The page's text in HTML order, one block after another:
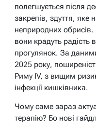
полегшується після
закрепів, здуття, яке
неприродних обрисів.
вони крадуть радість
прогулянок. За
2025 року,
Риму IV, з вищим
інфекції кишківника.
Чому саме зараз
терапію? Бо нові